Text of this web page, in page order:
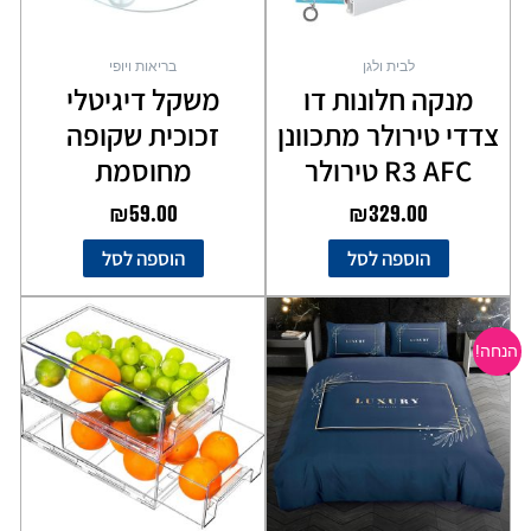
לבית ולגן
מנקה חלונות דו
צדדי טירולר מתכוונן
R3 AFC טירולר
₪329.00
הוספה לסל
בריאות ויופי
משקל דיגיטלי
זכוכית שקופה
מחוסמת
₪59.00
הוספה לסל
הנחה!
המקורי
היה:
₪129.00.
המחיר
הנוכחי
הוא:
₪89.00.
למוצר
זה
יש
מספר
סוגים.
לבחור
האפשרויות